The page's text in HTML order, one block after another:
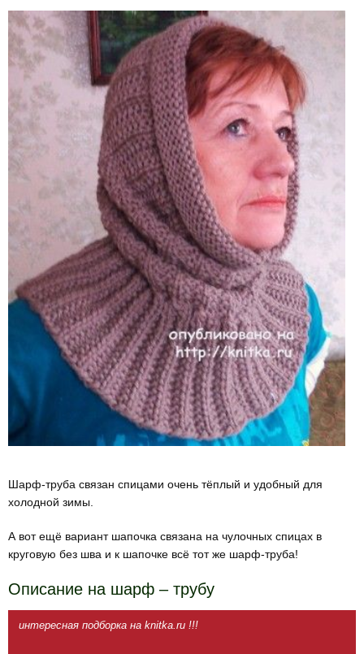
Шарф-труба связан спицами очень тёплый и удобный для
холодной зимы.
А вот ещё вариант шапочка связана на чулочных спицах в
круговую без шва и к шапочке всё тот же шарф-труба!
Описание на шарф – трубу
интересная подборка на knitka.ru !!!